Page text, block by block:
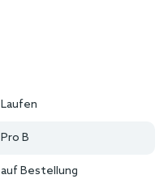
Laufen
Pro B
auf Bestellung